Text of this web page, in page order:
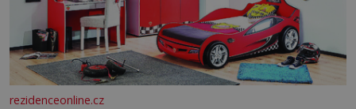
rezidenceonline.cz